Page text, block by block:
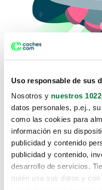
Uso responsable de sus
Nosotros y nuestros
datos personales, p.ej.,
como las cookies para
información en su
publicidad y contenido
publicidad y contenido,
desarrollo de servicios.
quién usa sus datos y
Lo sentimos,
te hemos
Pero puedes encontrar
buscando en alguno